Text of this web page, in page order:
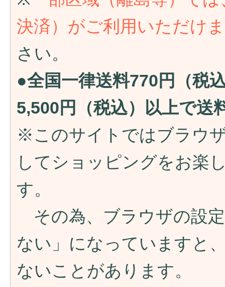
決済）がご利用いただけ
さい。
●全国一律送料770円（税
5,500円（税込）以上で送
※このサイトではブラウ
してショッピングをお楽
す。
その為、ブラウザの設
ない」になっていますと
ないことがあります。